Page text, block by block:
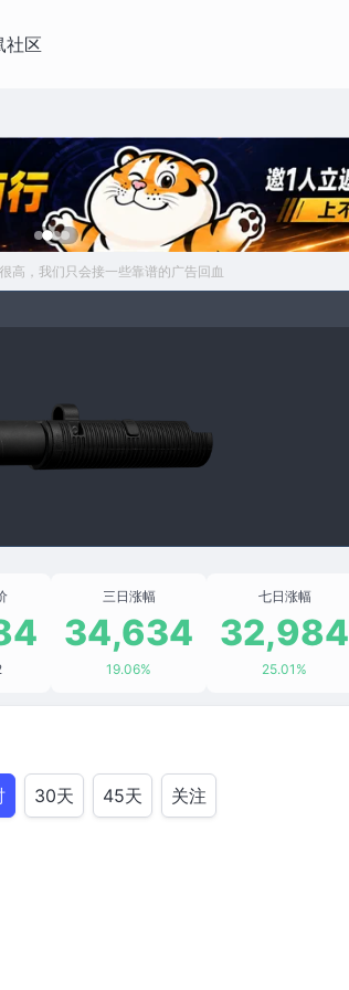
社区
高，我们只会接一些靠谱的广告回血
三日涨幅
34,634
19.06%
七日涨幅
32,984
25.01%
30天 45天 关注